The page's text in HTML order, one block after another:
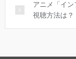
アニメ「イ
視聴方法は？